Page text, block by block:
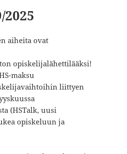
aiheita ovat
opiskelijalähettilääksi!
maksu
liittyen
(HSTalk, uusi
opiskeluun ja